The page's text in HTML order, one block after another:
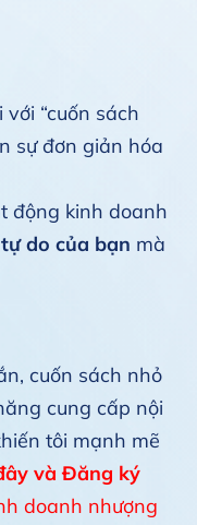
“cuốn sách
sự đơn giản hóa
động kinh doanh
do của bạn mà
cuốn sách nhỏ
cung cấp nội
tôi mạnh mẽ
và Đăng ký
doanh nhượng